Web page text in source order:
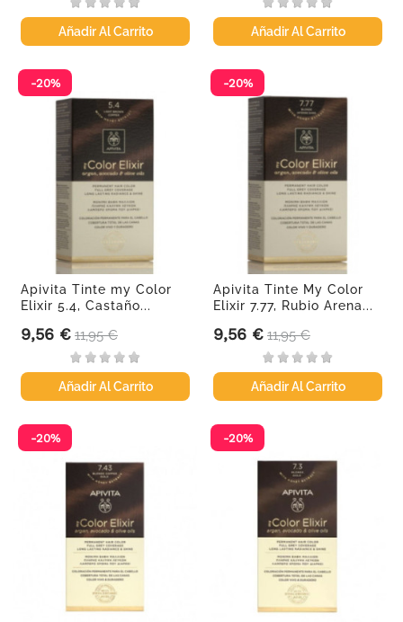
Añadir Al Carrito Añadir Al Carrito
Apivita Tinte my Color
Elixir 5.4, Castaño...
Precio
9,56 € Precio base
11,95 €
Añadir Al Carrito
-20%
Apivita Tinte My Color
Elixir 7.77, Rubio Arena...
Precio
9,56 € Precio base
11,95 €
Añadir Al Carrito
-20%
-20% -20%